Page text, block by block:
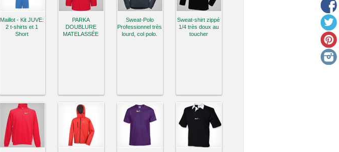
Maillot - Kit JUVE:
2 t-shirts et 1
Short
PARKA
DOUBLURE
MATELASSÉE
Sweat-Polo
Professionnel très
lourd, col polo.
Sweat-shirt zippé
1/4 très doux au
toucher